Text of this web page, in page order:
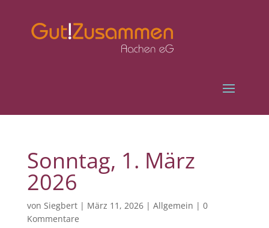
Sonntag, 1. März
2026
von Siegbert| März 11, 2026| Allgemein | 0
Kommentare